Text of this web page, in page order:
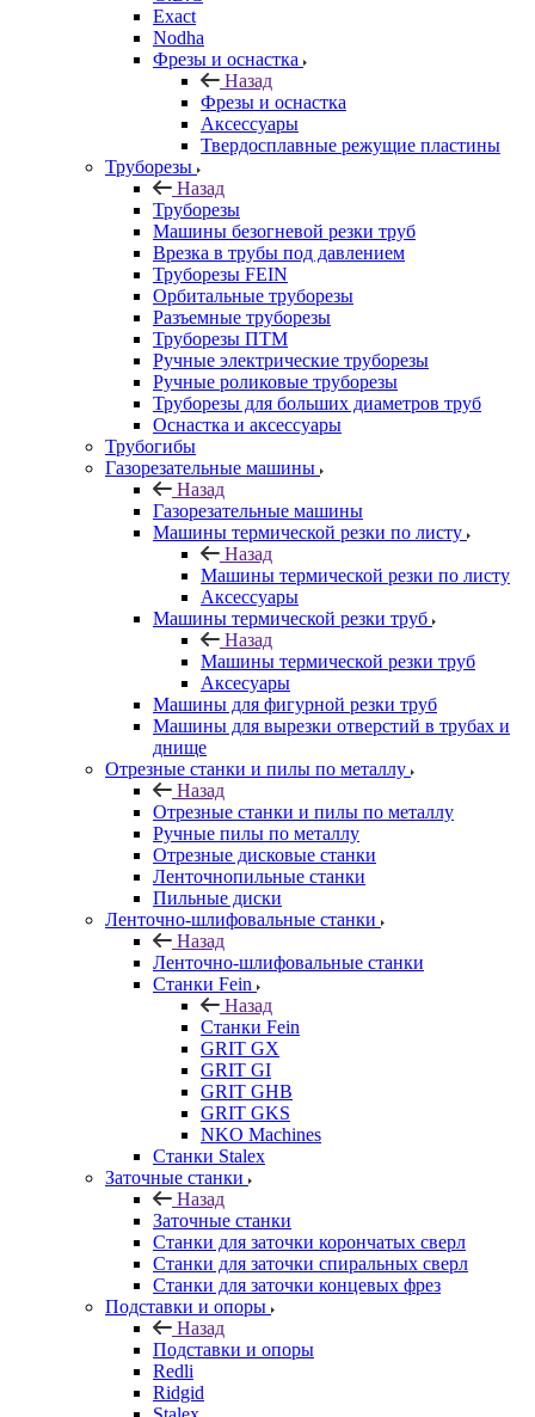
Exact
Nodha
Фрезы и оснастка
Назад
Фрезы и оснастка
Аксессуары
Твердосплавные режущие пластины
Труборезы
Назад
Труборезы
Машины безогневой резки труб
Врезка в трубы под давлением
Труборезы FEIN
Орбитальные труборезы
Разъемные труборезы
Труборезы ПТМ
Ручные электрические труборезы
Ручные роликовые труборезы
Труборезы для больших диаметров труб
Оснастка и аксессуары
Трубогибы
Газорезательные машины
Назад
Газорезательные машины
Машины термической резки по листу
Назад
Машины термической резки по листу
Аксессуары
Машины термической резки труб
Назад
Машины термической резки труб
Аксесуары
Машины для фигурной резки труб
Машины для вырезки отверстий в трубах и
днище
Отрезные станки и пилы по металлу
Назад
Отрезные станки и пилы по металлу
Ручные пилы по металлу
Отрезные дисковые станки
Ленточнопильные станки
Пильные диски
Ленточно-шлифовальные станки
Назад
Ленточно-шлифовальные станки
Станки Fein
Назад
Станки Fein
GRIT GX
GRIT GI
GRIT GHB
GRIT GKS
NKO Machines
Станки Stalex
Заточные станки
Назад
Заточные станки
Станки для заточки корончатых сверл
Станки для заточки спиральных сверл
Станки для заточки концевых фрез
Подставки и опоры
Назад
Подставки и опоры
Redli
Ridgid